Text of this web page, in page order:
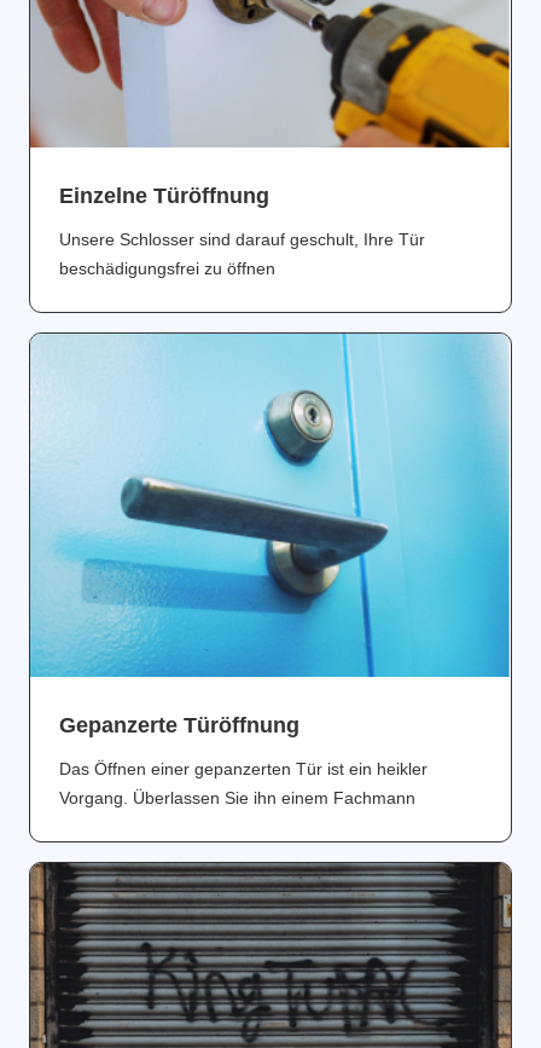
Einzelne Türöffnung
Unsere Schlosser sind darauf geschult, Ihre Tür
beschädigungsfrei zu öffnen
Gepanzerte Türöffnung
Das Öffnen einer gepanzerten Tür ist ein heikler
Vorgang. Überlassen Sie ihn einem Fachmann